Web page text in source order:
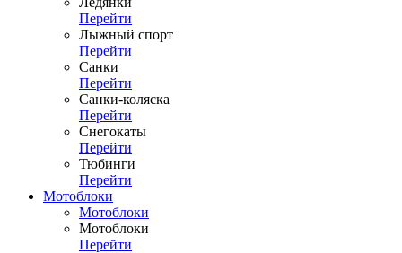
Перейти
Лыжный спорт
Перейти
Санки
Перейти
Санки-коляска
Перейти
Снегокаты
Перейти
Тюбинги
Перейти
Мотоблоки
Мотоблоки
Мотоблоки
Перейти